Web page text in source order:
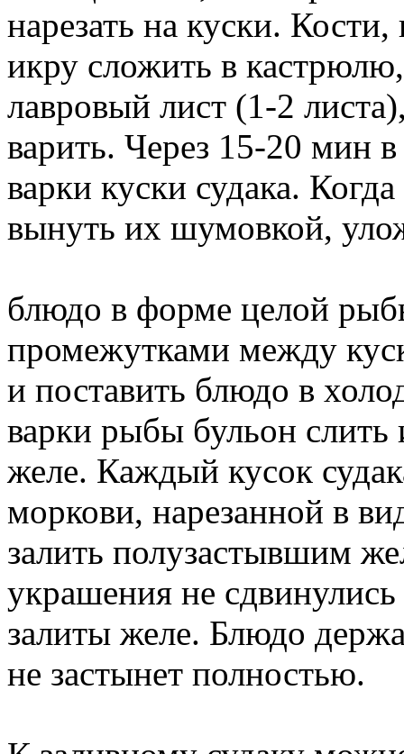
нарезать на куски.
икру сложить в
лавровый лист (1-2
варить. Через 15-20 мин
варки куски судака.
вынуть их шумовкой,
блюдо в форме целой
промежутками между
и поставить блюдо в
варки рыбы бульон слить
желе. Каждый кусок
моркови, нарезанной в
залить полузастывшим
украшения не
залиты желе. Блюдо
не застынет полностью.